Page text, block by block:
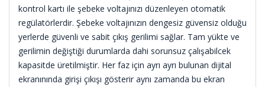
kontrol kartı ile şebeke voltajınızı düzenleyen otomatik
regülatörlerdir. Şebeke voltajınızın dengesiz güvensiz olduğu
yerlerde güvenli ve sabit çıkış gerilimi sağlar. Tam yükte ve
gerilimin değiştiği durumlarda dahi sorunsuz çalışabilcek
kapasitde üretilmiştir. Her faz için ayrı ayrı bulunan dijital
ekranınında girişi çıkışı gösterir aynı zamanda bu ekran